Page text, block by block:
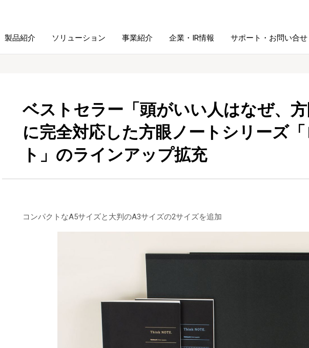
製品紹介
ノート・紙製品
ファイル・
ホルダー用品
新製品一覧
ソリューション
学校ソリューション
総務＋クリエイティブ
事業紹介 企業・IR情報
沿革
サポート・お問い合せ
ベストセラー「頭がいい人はなぜ、
に完全対応した方眼ノートシリーズ
ト」のラインアップ拡充
コンパクトなA5サイズと大判のA3サイズの2サイズを追加